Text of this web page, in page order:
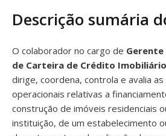
Descrição sumária
O colaborador no cargo de
de Carteira de Crédito Imobiliário
dirige, coordena, controla e avalia
operacionais relativas a
construção de imóveis residenciais
instituição, de um estabelecimento